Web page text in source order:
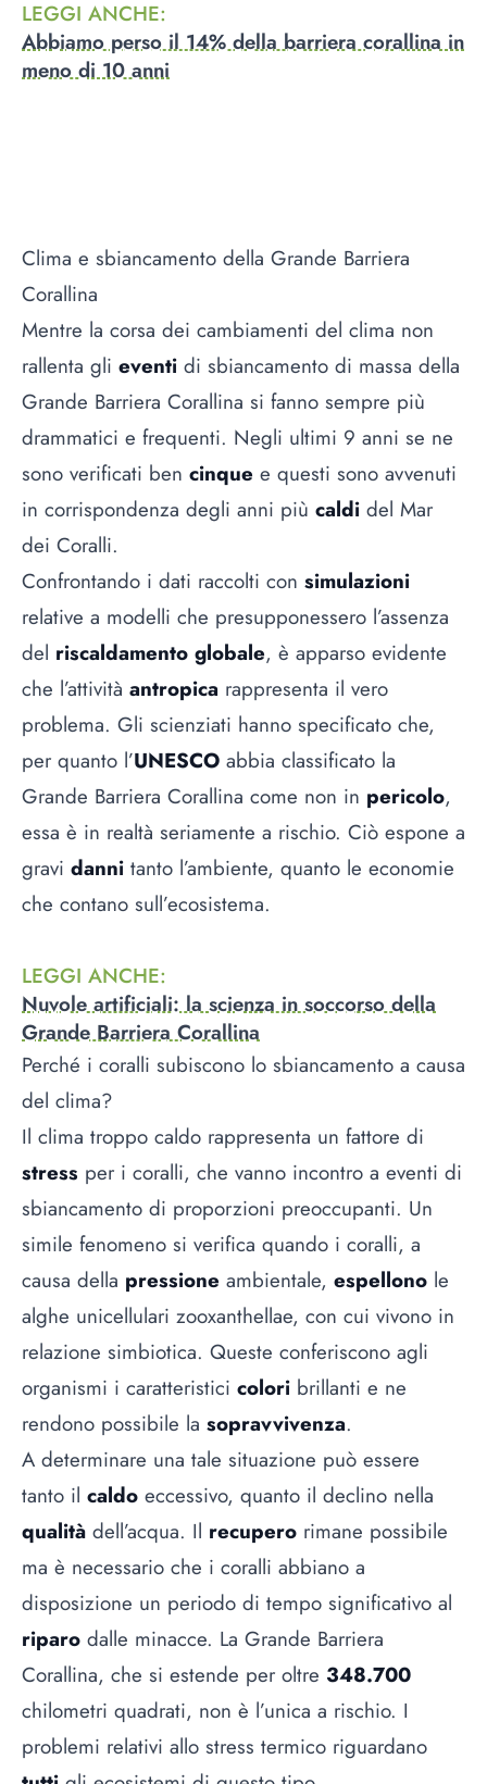
LEGGI ANCHE:
Abbiamo perso il 14% della barriera corallina in
meno di 10 anni
Clima e sbiancamento della Grande Barriera
Corallina
Mentre la corsa dei cambiamenti del clima non
rallenta gli eventi di sbiancamento di massa della
Grande Barriera Corallina si fanno sempre più
drammatici e frequenti. Negli ultimi 9 anni se ne
sono verificati ben cinque e questi sono avvenuti
in corrispondenza degli anni più caldi del Mar
dei Coralli.
Confrontando i dati raccolti con simulazioni
relative a modelli che presupponessero l’assenza
del riscaldamento globale, è apparso evidente
che l’attività antropica rappresenta il vero
problema. Gli scienziati hanno specificato che,
per quanto l’UNESCO abbia classificato la
Grande Barriera Corallina come non in pericolo,
essa è in realtà seriamente a rischio. Ciò espone a
gravi danni tanto l’ambiente, quanto le economie
che contano sull’ecosistema.
LEGGI ANCHE:
Nuvole artificiali: la scienza in soccorso della
Grande Barriera Corallina
Perché i coralli subiscono lo sbiancamento a causa
del clima?
Il clima troppo caldo rappresenta un fattore di
stress per i coralli, che vanno incontro a eventi di
sbiancamento di proporzioni preoccupanti. Un
simile fenomeno si verifica quando i coralli, a
causa della pressione ambientale, espellono le
alghe unicellulari zooxanthellae, con cui vivono in
relazione simbiotica. Queste conferiscono agli
organismi i caratteristici colori brillanti e ne
rendono possibile la sopravvivenza.
A determinare una tale situazione può essere
tanto il caldo eccessivo, quanto il declino nella
qualità dell’acqua. Il recupero rimane possibile
ma è necessario che i coralli abbiano a
disposizione un periodo di tempo significativo al
riparo dalle minacce. La Grande Barriera
Corallina, che si estende per oltre 348.700
chilometri quadrati, non è l’unica a rischio. I
problemi relativi allo stress termico riguardano